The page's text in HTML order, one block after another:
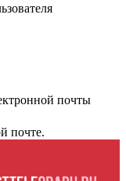
почты
почте.